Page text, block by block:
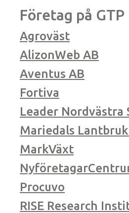
Företag på GTP
Agroväst
AlizonWeb AB
Aventus AB
Fortiva
Leader Nordvästra
Mariedals Lantbruk
MarkVäxt
Procuvo
RISE Research